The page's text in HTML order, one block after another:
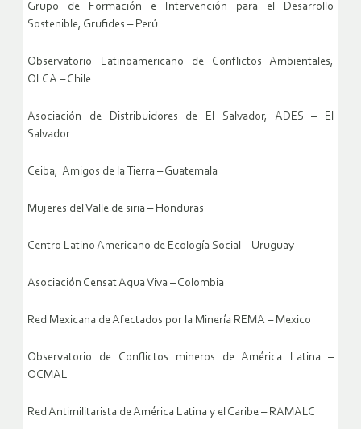
Grupo de Formación e Intervención para el Desarrollo
Sostenible, Grufides – Perú
Observatorio Latinoamericano de Conflictos Ambientales,
OLCA – Chile
Asociación de Distribuidores de El Salvador, ADES – El
Salvador
Ceiba, Amigos de la Tierra – Guatemala
Mujeres del Valle de siria – Honduras
Centro Latino Americano de Ecología Social – Uruguay
Asociación Censat Agua Viva – Colombia
Red Mexicana de Afectados por la Minería REMA – Mexico
Observatorio de Conflictos mineros de América Latina –
OCMAL
Red Antimilitarista de América Latina y el Caribe – RAMALC